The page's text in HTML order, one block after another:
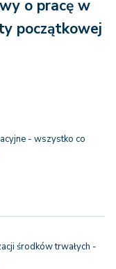
o pracę w
początkowej
- wszystko co
środków trwałych -